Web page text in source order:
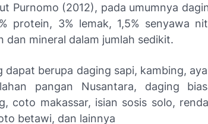
Purnomo (2012), pada umumnya
protein, 3% lemak, 1,5% senyawa
dan mineral dalam jumlah sedikit.
dapat berupa daging sapi, kambing,
pangan Nusantara, daging
coto makassar, isian sosis solo,
betawi, dan lainnya